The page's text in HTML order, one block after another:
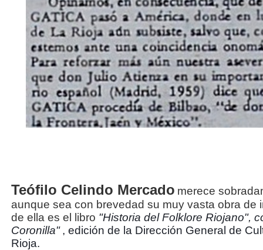
Teófilo Celindo Mercado merece
aunque sea con brevedad su muy vasta obra de
de ella es el libro "Historia del Folklore Riojano",
Coronilla" , edición de la Dirección General de
Rioja.